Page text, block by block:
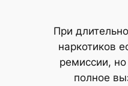
При
наркотиков
ремиссии,
полное